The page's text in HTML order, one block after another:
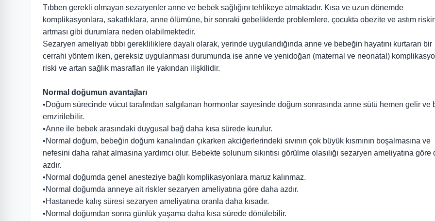
Tıbben gerekli olmayan sezaryenler anne ve bebek sağlığını tehlikeye atmaktadır. Kısa ve uzun dönemde
komplikasyonlara, sakatlıklara, anne ölümüne, bir sonraki gebeliklerde problemlere, çocukta obezite ve astım
artması gibi durumlara neden olabilmektedir.
Sezaryen ameliyatı tıbbi gerekliliklere dayalı olarak, yerinde uygulandığında anne ve bebeğin hayatını kurtaran bir
cerrahi yöntem iken, gereksiz uygulanması durumunda ise anne ve yenidoğan (maternal ve neonatal)
riski ve artan sağlık masrafları ile yakından ilişkilidir.
Normal doğumun avantajları
•Doğum sürecinde vücut tarafından salgılanan hormonlar sayesinde doğum sonrasında anne sütü hemen gelir ve
emzirilebilir.
•Anne ile bebek arasındaki duygusal bağ daha kısa sürede kurulur.
•Normal doğum, bebeğin doğum kanalından çıkarken akciğerlerindeki sıvının çok büyük kısmının boşalmasına ve
nefesini daha rahat almasına yardımcı olur. Bebekte solunum sıkıntısı görülme olasılığı sezaryen ameliyatına göre
azdır.
•Normal doğumda genel anesteziye bağlı komplikasyonlara maruz kalınmaz.
•Normal doğumda anneye ait riskler sezaryen ameliyatına göre daha azdır.
•Hastanede kalış süresi sezaryen ameliyatına oranla daha kısadır.
•Normal doğumdan sonra günlük yaşama daha kısa sürede dönülebilir.